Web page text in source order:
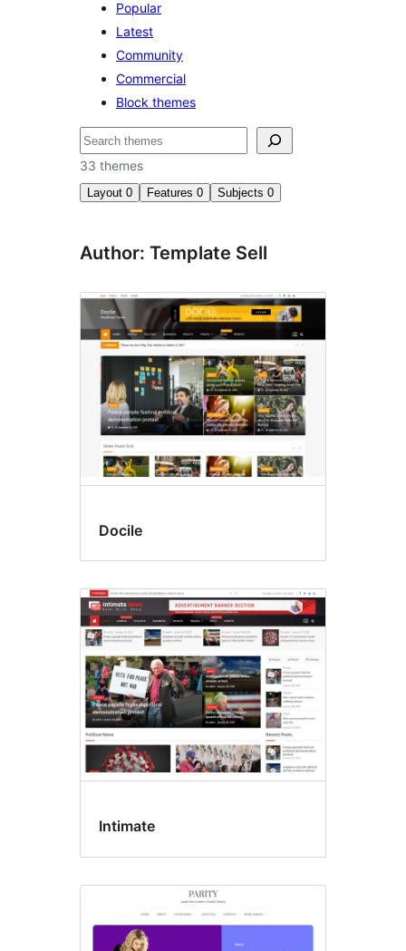
Popular
Latest
Community
Commercial
Block themes
Hľadať
33 themes
Layout 0 Features 0 Subjects 0
Author: Template Sell
Docile
Intimate